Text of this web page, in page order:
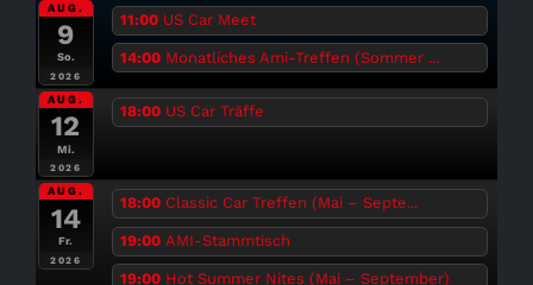
AUG.
9
So.
2026
11:00 US Car Meet
14:00 Monatliches Ami-Treffen (Sommer ...
AUG.
12
Mi.
2026
18:00 US Car Träffe
AUG.
14
Fr.
2026
18:00 Classic Car Treffen (Mai – Septe...
19:00 AMI-Stammtisch
19:00 Hot Summer Nites (Mai – September)